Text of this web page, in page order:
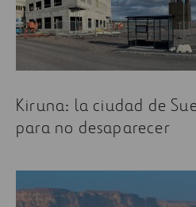
Kiruna: la ciudad de
para no desaparecer